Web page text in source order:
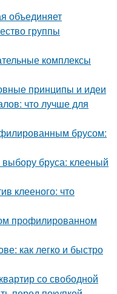
объединяет
группы
комплексы
принципы и идеи
что лучше для
брусом:
бруса: клееный
клееного: что
профилированном
как легко и быстро
со свободной